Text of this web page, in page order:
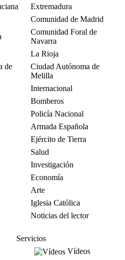
Extremadura
Comunidad de Madrid
Comunidad Foral de
Navarra
La Rioja
de
Ciudad Autónoma de
Melilla
Internacional
Bomberos
Policía Nacional
Armada Española
Ejército de Tierra
Salud
Investigación
Economía
Arte
Iglesia Católica
Noticias del lector
Servicios
Vídeos